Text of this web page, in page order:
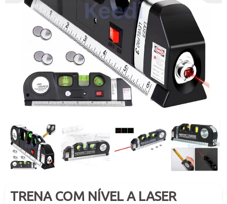
SLIDE
ANTERIOR
TRENA COM NÍVEL A LASER